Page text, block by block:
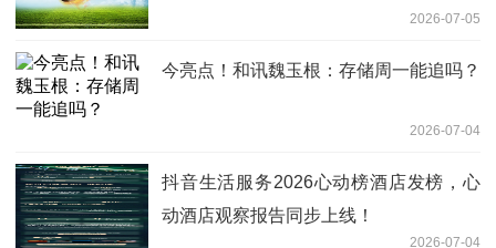
2026-07-05
今亮点！和讯魏玉根：存储周一能追吗？
2026-07-04
抖音生活服务2026心动榜酒店发榜，心
动酒店观察报告同步上线！
2026-07-04